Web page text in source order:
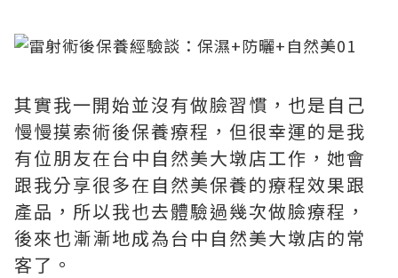
其實我一開始並沒有做臉習慣，也是自己
慢慢摸索術後保養療程，但很幸運的是我
有位朋友在台中自然美大墩店工作，她會
跟我分享很多在自然美保養的療程效果跟
產品，所以我也去體驗過幾次做臉療程，
後來也漸漸地成為台中自然美大墩店的常
客了。